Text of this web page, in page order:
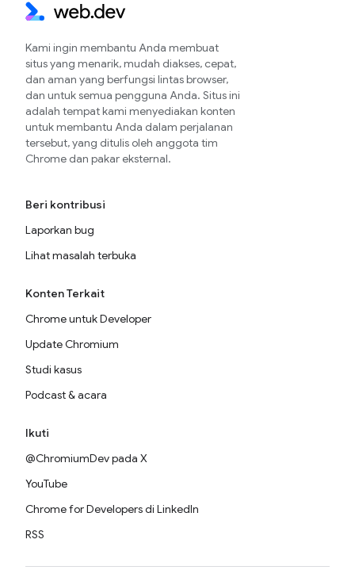
Kami ingin membantu Anda membuat
situs yang menarik, mudah diakses, cepat,
dan aman yang berfungsi lintas browser,
dan untuk semua pengguna Anda. Situs ini
adalah tempat kami menyediakan konten
untuk membantu Anda dalam perjalanan
tersebut, yang ditulis oleh anggota tim
Chrome dan pakar eksternal.
Beri kontribusi
Laporkan bug
Lihat masalah terbuka
Konten Terkait
Chrome untuk Developer
Update Chromium
Studi kasus
Podcast & acara
Ikuti
@ChromiumDev pada X
YouTube
Chrome for Developers di LinkedIn
RSS